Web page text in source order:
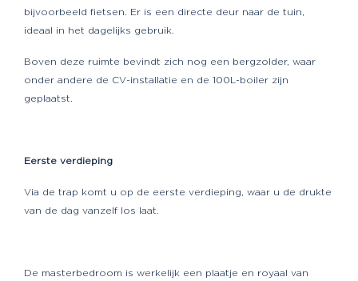
bijvoorbeeld fietsen. Er is een directe deur naar de tuin,
ideaal in het dagelijks gebruik.
Boven deze ruimte bevindt zich nog een bergzolder, waar
onder andere de CV-installatie en de 100L-boiler zijn
geplaatst.
Eerste verdieping
Via de trap komt u op de eerste verdieping, waar u de drukte
van de dag vanzelf los laat.
De masterbedroom is werkelijk een plaatje en royaal van